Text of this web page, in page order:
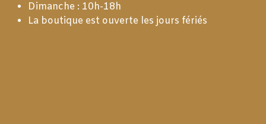
Dimanche : 10h-18h
La boutique est ouverte les jours fériés